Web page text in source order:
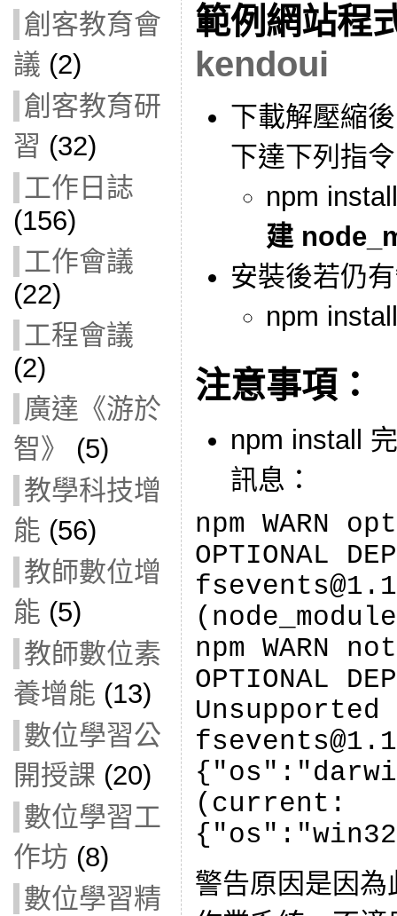
創客教育會
議 (2)
創客教育研
習 (32)
工作日誌
(156)
工作會議
(22)
工程會議
(2)
廣達《游於
智》
(5)
教學科技增
能 (56)
教師數位增
能 (5)
教師數位素
養增能 (13)
數位學習公
開授課 (20)
數位學習工
作坊 (8)
數位學習精
範例網站程
kendoui
下載解壓縮
下達下列指
npm
建
安裝後若仍
npm
注意事項：
npm install
訊息：
npm WARN
OPTIONAL
npm WARN
OPTIONAL
(current:
警告原因是因